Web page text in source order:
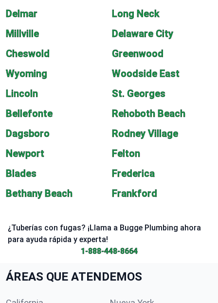
Delmar
Long Neck
Millville
Delaware City
Cheswold
Greenwood
Wyoming
Woodside East
Lincoln
St. Georges
Bellefonte
Rehoboth Beach
Dagsboro
Rodney Village
Newport
Felton
Blades
Frederica
Bethany Beach
Frankford
¿Tuberías con fugas? ¡Llama a Bugge Plumbing ahora
para ayuda rápida y experta!
1-888-448-8664
ÁREAS QUE ATENDEMOS